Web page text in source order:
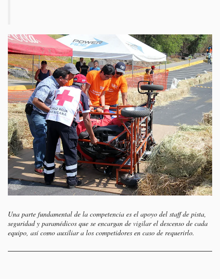
Una parte fundamental de la competencia es el apoyo del staff de pista,
seguridad y paramédicos que se encargan de vigilar el descenso de cada
equipo, así como auxiliar a los competidores en caso de requerirlo.